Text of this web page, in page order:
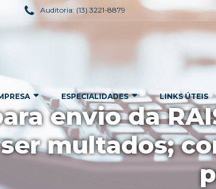
Auditoria: (13) 3221-8879
ESPECIALIDADES LINKS ÚTEIS
envio da
multados;